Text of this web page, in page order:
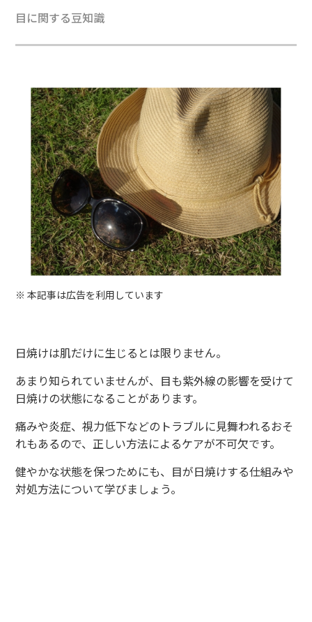
目に関する豆知識
※ 本記事は広告を利用しています
日焼けは肌だけに生じるとは限りません。
あまり知られていませんが、目も紫外線の影響を受けて
日焼けの状態になることがあります。
痛みや炎症、視力低下などのトラブルに見舞われるおそ
れもあるので、正しい方法によるケアが不可欠です。
健やかな状態を保つためにも、目が日焼けする仕組みや
対処方法について学びましょう。